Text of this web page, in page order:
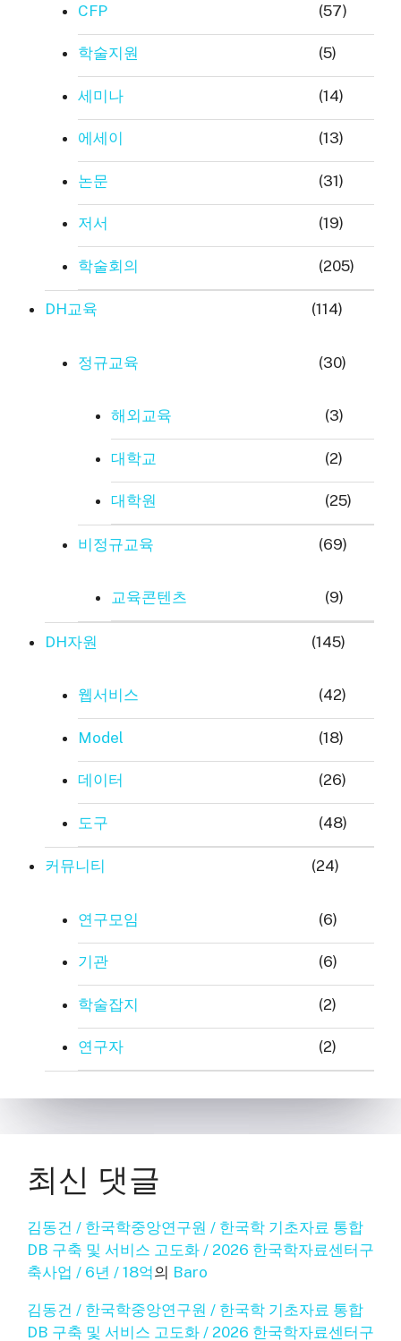
CFP (57)
학술지원 (5)
세미나 (14)
에세이 (13)
논문 (31)
저서 (19)
학술회의 (205)
DH교육 (114)
정규교육 (30)
해외교육 (3)
대학교 (2)
대학원 (25)
비정규교육 (69)
교육콘텐츠 (9)
DH자원 (145)
웹서비스 (42)
Model (18)
데이터 (26)
도구 (48)
커뮤니티 (24)
연구모임 (6)
기관 (6)
학술잡지 (2)
연구자 (2)
최신 댓글
김동건 / 한국학중앙연구원 / 한국학 기초자료 통합
DB 구축 및 서비스 고도화 / 2026 한국학자료센터구
축사업 / 6년 / 18억의 Baro
김동건 / 한국학중앙연구원 / 한국학 기초자료 통합
DB 구축 및 서비스 고도화 / 2026 한국학자료센터구